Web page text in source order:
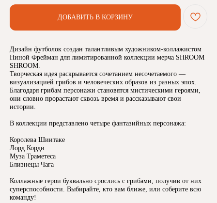
ДОБАВИТЬ В КОРЗИНУ
Дизайн футболок создан талантливым художником-коллажистом
Ниной Фрейман для лимитированной коллекции мерча SHROOM
SHROOM.
Творческая идея раскрывается сочетанием несочетаемого —
визуализацией грибов и человеческих образов из разных эпох.
Благодаря грибам персонажи становятся мистическими героями,
они словно прорастают сквозь время и рассказывают свои
истории.
В коллекции представлено четыре фантазийных персонажа:
Королева Шиитаке
Лорд Корди
Муза Траметеса
Близнецы Чага
Коллажные герои буквально срослись с грибами, получив от них
суперспособности. Выбирайте, кто вам ближе, или соберите всю
команду!